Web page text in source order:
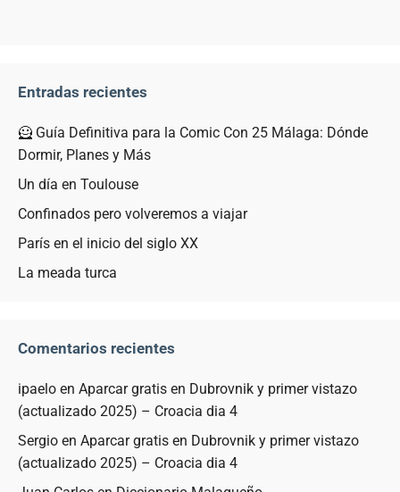
Entradas recientes
🦸 Guía Definitiva para la Comic Con 25 Málaga: Dónde
Dormir, Planes y Más
Un día en Toulouse
Confinados pero volveremos a viajar
París en el inicio del siglo XX
La meada turca
Comentarios recientes
ipaelo en Aparcar gratis en Dubrovnik y primer vistazo
(actualizado 2025) – Croacia dia 4
Sergio en Aparcar gratis en Dubrovnik y primer vistazo
(actualizado 2025) – Croacia dia 4